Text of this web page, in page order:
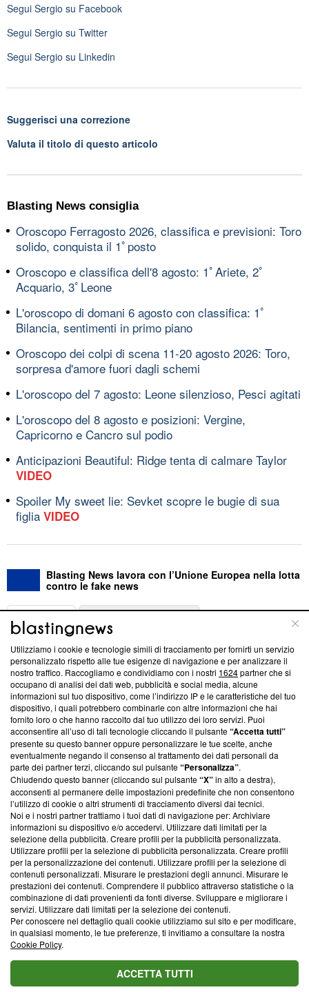
Segui Sergio su Facebook
Segui Sergio su Twitter
Segui Sergio su Linkedin
Suggerisci una correzione
Valuta il titolo di questo articolo
Blasting News consiglia
Oroscopo Ferragosto 2026, classifica e previsioni: Toro
solido, conquista il 1ﾟposto
Oroscopo e classifica dell'8 agosto: 1ﾟAriete, 2ﾟ
Acquario, 3ﾟLeone
L'oroscopo di domani 6 agosto con classifica: 1ﾟ
Bilancia, sentimenti in primo piano
Oroscopo dei colpi di scena 11-20 agosto 2026: Toro,
sorpresa d'amore fuori dagli schemi
L'oroscopo del 7 agosto: Leone silenzioso, Pesci agitati
L'oroscopo del 8 agosto e posizioni: Vergine,
Capricorno e Cancro sul podio
Anticipazioni Beautiful: Ridge tenta di calmare Taylor
VIDEO
Spoiler My sweet lie: Sevket scopre le bugie di sua
figlia VIDEO
Blasting News lavora con l’Unione Europea nella lotta
contro le fake news
ABOUT
Questa sezione offre informazioni trasparenti su Blasting
News, sui nostri processi editoriali e su come ci impegniamo a
creare news di qualità. Inoltre, afferma la nostra aderenza a
‘Trust Project - News with Integrity’Blasting News non è
ancora membro del programma, ma ha richiesto di farne
parte; Trust Project non ha ancora effettuato una verifica di
conformità agli standard.
Su di noi
Team editoriale
Corporate
Redazione
Informativa Privacy
Cookie Policy
Blasting SA, IDI CHE-247.845.224, Via Carlo Frasca, 3 - 6900
Lugano (Svizzera) Tel:+39 0690258937
© 2026 Blasting News
Utilizziamo i cookie e tecnologie simili di tracciamento per fornirti un servizio
personalizzato rispetto alle tue esigenze di navigazione e per analizzare il
nostro traffico. Raccogliamo e condividiamo con i nostri 1624partner che si
occupano di analisi dei dati web, pubblicità e social media, alcune
informazioni sul tuo dispositivo, come l’indirizzo IP e le caratteristiche del tuo
dispositivo, i quali potrebbero combinarle con altre informazioni che hai
fornito loro o che hanno raccolto dal tuo utilizzo dei loro servizi. Puoi
acconsentire all’uso di tali tecnologie cliccando il pulsante“Accetta tutti”
presente su questo banner oppure personalizzare le tue scelte, anche
eventualmente negando il consenso al trattamento dei dati personali da
parte dei partner terzi, cliccando sul pulsante“Personalizza”.
Chiudendo questo banner (cliccando sul pulsante“X”in alto a destra),
acconsenti al permanere delle impostazioni predefinite che non consentono
l’utilizzo di cookie o altri strumenti di tracciamento diversi dai tecnici.
Noi e i nostri partner trattiamo i tuoi dati di navigazione per: Archiviare
informazioni su dispositivo e/o accedervi. Utilizzare dati limitati per la
selezione della pubblicità. Creare profili per la pubblicità personalizzata.
Utilizzare profili per la selezione di pubblicità personalizzata. Creare profili
per la personalizzazione dei contenuti. Utilizzare profili per la selezione di
contenuti personalizzati. Misurare le prestazioni degli annunci. Misurare le
prestazioni dei contenuti. Comprendere il pubblico attraverso statistiche o la
combinazione di dati provenienti da fonti diverse. Sviluppare e migliorare i
servizi. Utilizzare dati limitati per la selezione dei contenuti.
Per conoscere nel dettaglio quali cookie utilizziamo sul sito e per modificare,
in qualsiasi momento, le tue preferenze, ti invitiamo a consultare la nostra
Cookie Policy.
ACCETTA TUTTI